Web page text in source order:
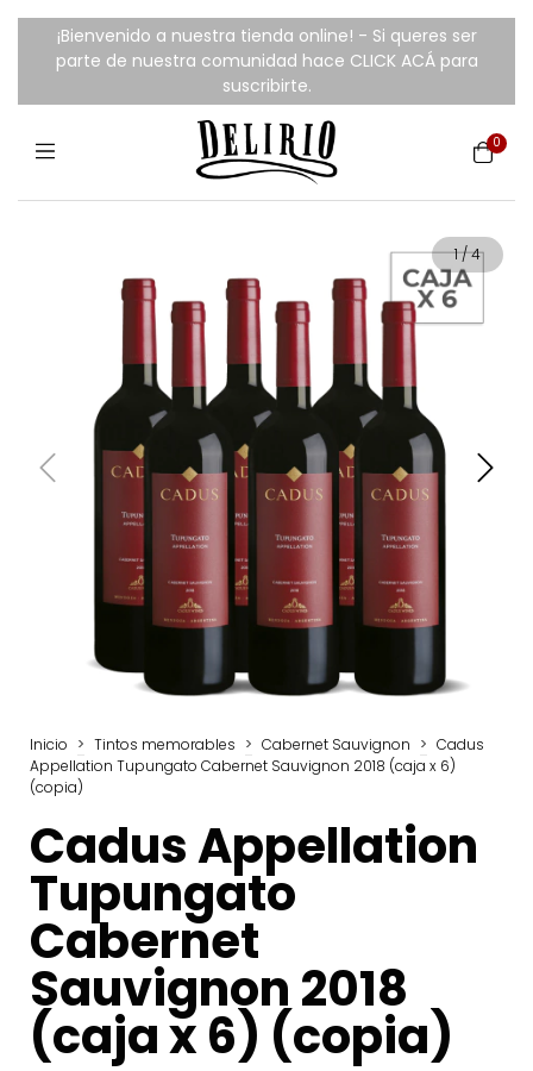
¡Bienvenido a nuestra tienda online! - Si queres ser
parte de nuestra comunidad hace CLICK ACÁ para
suscribirte.
0
1/4
Inicio > Tintos memorables > Cabernet Sauvignon > Cadus
Appellation Tupungato Cabernet Sauvignon 2018 (caja x 6)
(copia)
Cadus Appellation
Tupungato
Cabernet
Sauvignon 2018
(caja x 6) (copia)